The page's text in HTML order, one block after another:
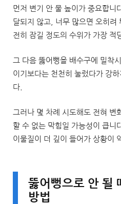
먼저 변기 안 물 높이가 중요합니
달되지 않고, 너무 많으면 오히려
전히 잠길 정도의 수위가 가장 적
그 다음 뚫어뻥을 배수구에 밀착
이기보다는 천천히 눌렀다가 강
다.
그러나 몇 차례 시도해도 전혀 변
할 수 없는 막힘일 가능성이 큽니
이물질이 더 깊이 들어가 상황이
뚫어뻥으로 안 될
방법